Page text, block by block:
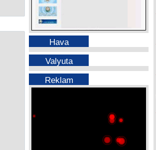
Hava
Valyuta
Reklam